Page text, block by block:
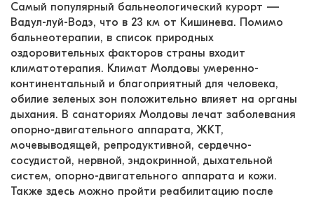
Самый популярный бальнеологический курорт —
Вадул-луй-Водэ, что в 23 км от Кишинева. Помимо
бальнеотерапии, в список природных
оздоровительных факторов страны входит
климатотерапия. Климат Молдовы умеренно-
континентальный и благоприятный для человека,
обилие зеленых зон положительно влияет на органы
дыхания. В санаториях Молдовы лечат заболевания
опорно-двигательного аппарата, ЖКТ,
мочевыводящей, репродуктивной, сердечно-
сосудистой, нервной, эндокринной, дыхательной
систем, опорно-двигательного аппарата и кожи.
Также здесь можно пройти реабилитацию после